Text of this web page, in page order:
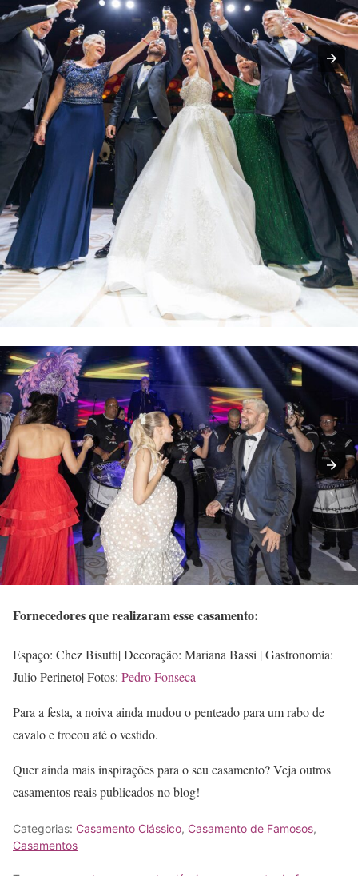
Fornecedores que realizaram esse casamento:
Espaço: Chez Bisutti| Decoração: Mariana Bassi | Gastronomia:
Julio Perineto| Fotos: Pedro Fonseca
Para a festa, a noiva ainda mudou o penteado para um rabo de
cavalo e trocou até o vestido.
Quer ainda mais inspirações para o seu casamento? Veja outros
casamentos reais publicados no blog!
Categorias: Casamento Clássico, Casamento de Famosos,
Casamentos